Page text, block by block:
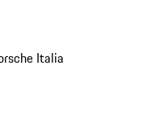
Italia